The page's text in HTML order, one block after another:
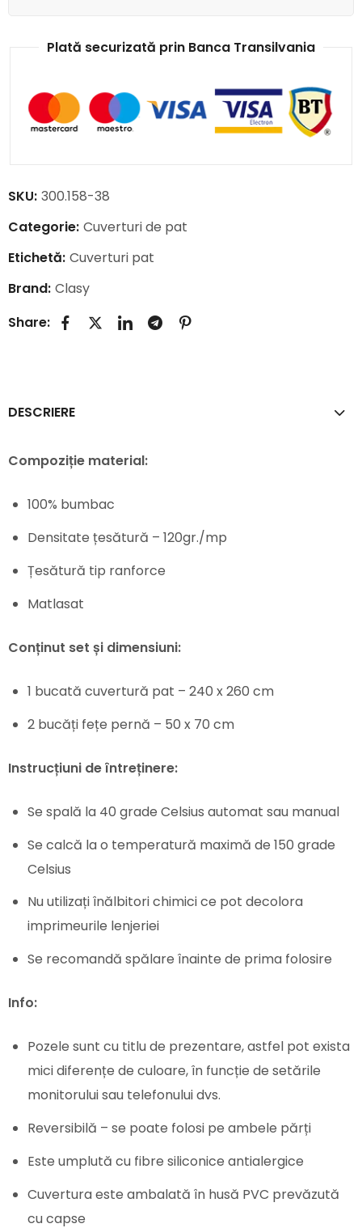
Plată securizată prin Banca Transilvania
SKU: 300.158-38
Categorie: Cuverturi de pat
Etichetă: Cuverturi pat
Brand: Clasy
Share:
DESCRIERE
Compoziție material:
100% bumbac
Densitate țesătură – 120gr./mp
Țesătură tip ranforce
Matlasat
Conținut set și dimensiuni:
1 bucată cuvertură pat – 240 x 260 cm
2 bucăți fețe pernă – 50 x 70 cm
Instrucțiuni de întreținere:
Se spală la 40 grade Celsius automat sau manual
Se calcă la o temperatură maximă de 150 grade
Celsius
Nu utilizați înălbitori chimici ce pot decolora
imprimeurile lenjeriei
Se recomandă spălare înainte de prima folosire
Info:
Pozele sunt cu titlu de prezentare, astfel pot exista
mici diferențe de culoare, în funcție de setările
monitorului sau telefonului dvs.
Reversibilă – se poate folosi pe ambele părți
Este umplută cu fibre siliconice antialergice
Cuvertura este ambalată în husă PVC prevăzută
cu capse